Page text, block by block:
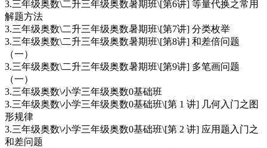
3.三年级奥数\二升三年级奥数暑期班\[第6讲] 等量代换之常用
解题方法
3.三年级奥数\二升三年级奥数暑期班\[第7讲] 分类枚举
3.三年级奥数\二升三年级奥数暑期班\[第8讲] 和差倍问题
（一）
3.三年级奥数\二升三年级奥数暑期班\[第9讲] 多笔画问题
（一）
3.三年级奥数\小学三年级奥数0基础班
3.三年级奥数\小学三年级奥数0基础班\[第 1 讲] 几何入门之图
形规律
3.三年级奥数\小学三年级奥数0基础班\[第 2 讲] 应用题入门之
和差问题